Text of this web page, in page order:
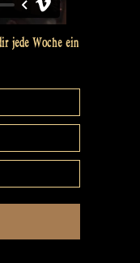
jede Woche ein